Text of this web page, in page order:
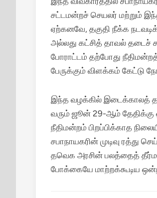
சட்டமன்றச் செயலர் மற்றும்
ஏற்கனவே, தகுதி நீக்க
அல்லது கட்சித் தாவல் தடைச்
போராட்டம் தற்போது
பேருக்கும் விளக்கம் கேட்டு
இந்த வழக்கில் இடைக்காலத்
வரும் ஜூன் 29-ஆம்
நீதிமன்றம் பிறப்பிக்காத
சபாநாயகரின் முடிவு ரத்து
தவெக அரசின் பலத்தைத்
போக்கையே மாற்றக்கூடிய